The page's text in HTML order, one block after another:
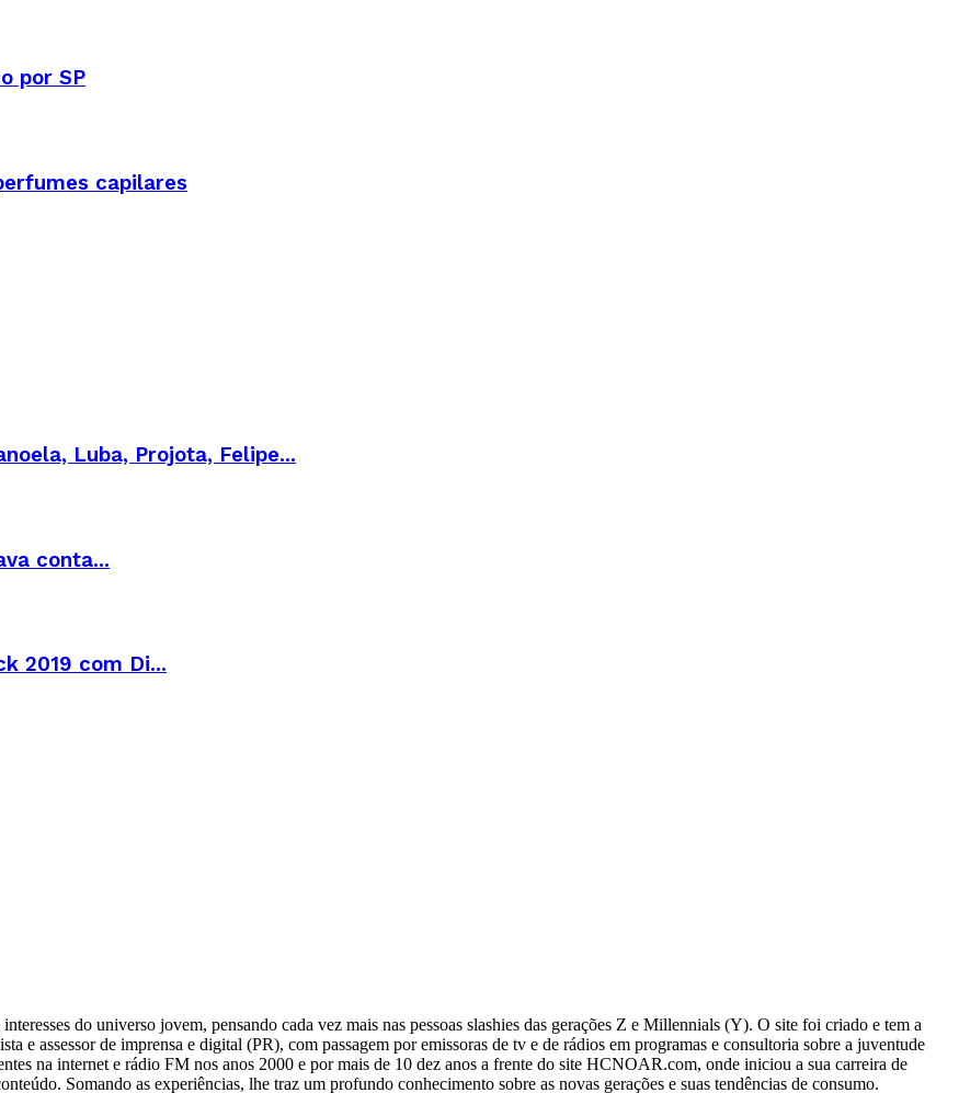
por SP
capilares
Luba, Projota, Felipe...
conta...
2019 com Di...
do universo jovem, pensando cada vez mais nas pessoas slashies das gerações Z e Millennials (Y). O site foi criado e tem a
e assessor de imprensa e digital (PR), com passagem por emissoras de tv e de rádios em programas e consultoria sobre a juventude
na internet e rádio FM nos anos 2000 e por mais de 10 dez anos a frente do site HCNOAR.com, onde iniciou a sua carreira de
Somando as experiências, lhe traz um profundo conhecimento sobre as novas gerações e suas tendências de consumo.